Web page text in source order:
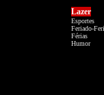
Lazer
Esportes
Feriado-
Férias
Humor